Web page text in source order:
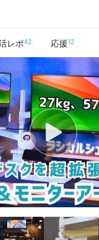
レポ42 応援12